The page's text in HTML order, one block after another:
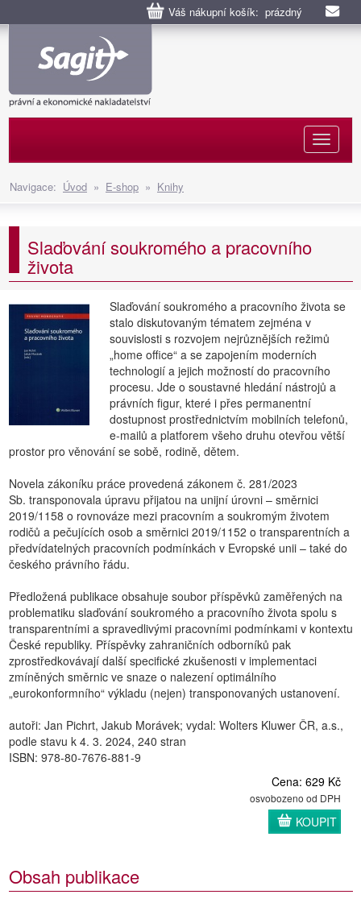
Váš nákupní košík: prázdný
Navigace: Úvod » E-shop » Knihy
Slaďování soukromého a pracovního
života
Slaďování soukromého a pracovního života se
stalo diskutovaným tématem zejména v
souvislosti s rozvojem nejrůznějších režimů
„home office“ a se zapojením moderních
technologií a jejich možností do pracovního
procesu. Jde o soustavné hledání nástrojů a
právních figur, které i přes permanentní
dostupnost prostřednictvím mobilních telefonů,
e-mailů a platforem všeho druhu otevřou větší
prostor pro věnování se sobě, rodině, dětem.
Novela zákoníku práce provedená zákonem č. 281/2023
Sb. transponovala úpravu přijatou na unijní úrovni – směrnici
2019/1158 o rovnováze mezi pracovním a soukromým životem
rodičů a pečujících osob a směrnici 2019/1152 o transparentních a
předvídatelných pracovních podmínkách v Evropské unii – také do
českého právního řádu.
Předložená publikace obsahuje soubor příspěvků zaměřených na
problematiku slaďování soukromého a pracovního života spolu s
transparentními a spravedlivými pracovními podmínkami v kontextu
České republiky. Příspěvky zahraničních odborníků pak
zprostředkovávají další specifické zkušenosti v implementaci
zmíněných směrnic ve snaze o nalezení optimálního
„eurokonformního“ výkladu (nejen) transponovaných ustanovení.
autoři: Jan Pichrt, Jakub Morávek; vydal: Wolters Kluwer ČR, a.s.,
podle stavu k 4. 3. 2024, 240 stran
ISBN: 978-80-7676-881-9
Cena: 629 Kč
osvobozeno od DPH
KOUPIT
Obsah publikace